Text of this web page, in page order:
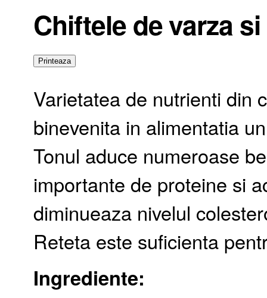
Chiftele de varza
Varietatea de nutrienti din
binevenita in alimentatia
Tonul aduce numeroase
importante de proteine si
diminueaza nivelul
Reteta este suficienta
Ingrediente: